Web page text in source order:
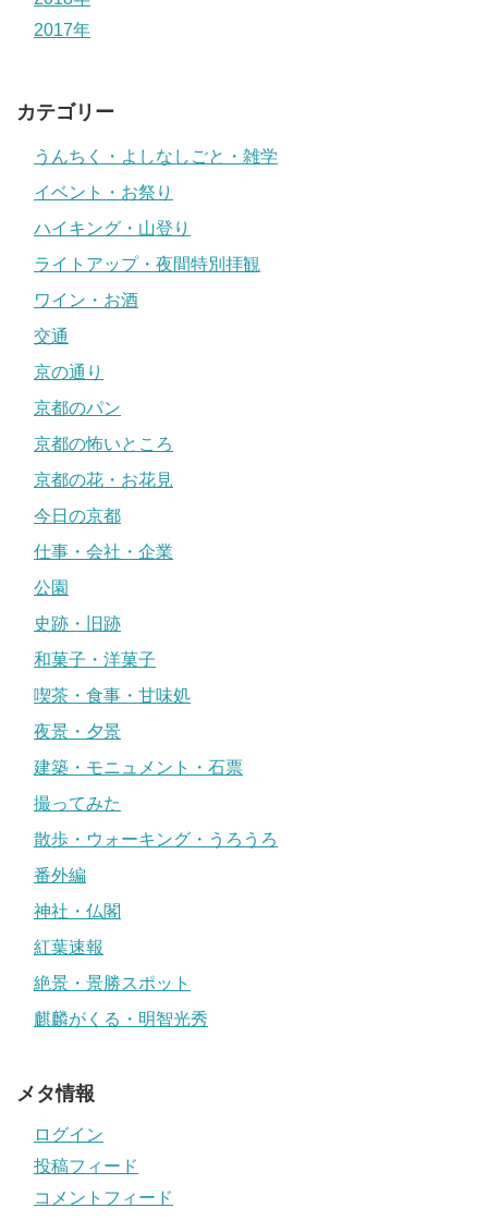
2017年
カテゴリー
うんちく・よしなしごと・雑学
イベント・お祭り
ハイキング・山登り
ライトアップ・夜間特別拝観
ワイン・お酒
交通
京の通り
京都のパン
京都の怖いところ
京都の花・お花見
今日の京都
仕事・会社・企業
公園
史跡・旧跡
和菓子・洋菓子
喫茶・食事・甘味処
夜景・夕景
建築・モニュメント・石票
撮ってみた
散歩・ウォーキング・うろうろ
番外編
神社・仏閣
紅葉速報
絶景・景勝スポット
麒麟がくる・明智光秀
メタ情報
ログイン
投稿フィード
コメントフィード